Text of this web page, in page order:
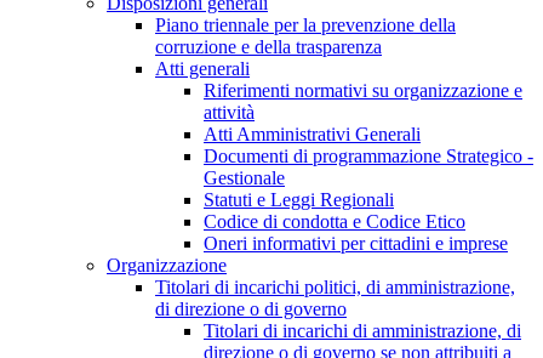
Piano triennale per la prevenzione della
corruzione e della trasparenza
Atti generali
Riferimenti normativi su organizzazione e
attività
Atti Amministrativi Generali
Documenti di programmazione Strategico -
Gestionale
Statuti e Leggi Regionali
Codice di condotta e Codice Etico
Oneri informativi per cittadini e imprese
Organizzazione
Titolari di incarichi politici, di amministrazione,
di direzione o di governo
Titolari di incarichi di amministrazione, di
direzione o di governo se non attribuiti a